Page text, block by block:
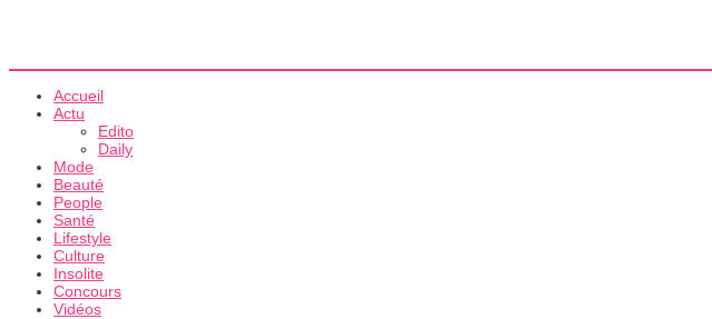
Accueil
Actu
Edito
Daily
Mode
Beauté
People
Santé
Lifestyle
Culture
Insolite
Concours
Vidéos